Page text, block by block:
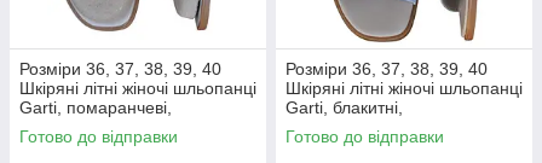
Розміри 36, 37, 38, 39, 40
Шкіряні літні жіночі шльопанці
Garti, помаранчеві,
повнорозмірні, на низькому
ходу, легкі та зручні
Готово до відправки
Розміри 36, 37, 38, 39, 40
Шкіряні літні жіночі шльопанці
Garti, блакитні,
повнорозмірні, на низькому
ходу, легкі та зручні
Готово до відправки